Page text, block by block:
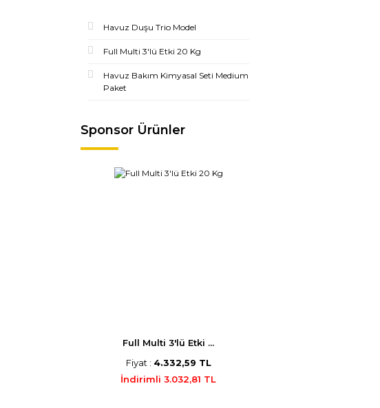
Havuz Duşu Trio Model
Full Multi 3'lü Etki 20 Kg
Havuz Bakım Kimyasal Seti Medium
Paket
Sponsor Ürünler
Full Multi 3'lü Etki ...
Fiyat : 4.332,59 TL
İndirimli 3.032,81 TL